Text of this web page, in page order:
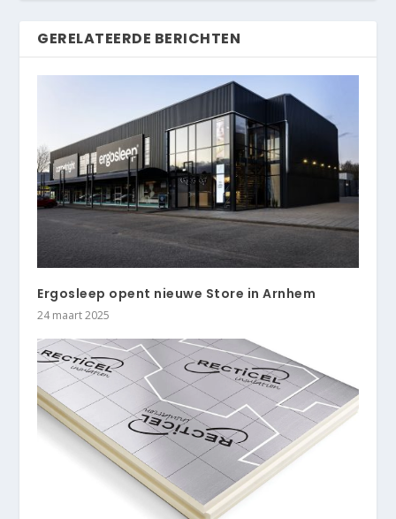
GERELATEERDE BERICHTEN
Ergosleep opent nieuwe Store in Arnhem
24 maart 2025